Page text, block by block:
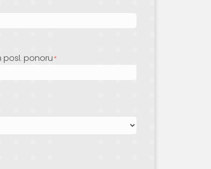
ponoru*